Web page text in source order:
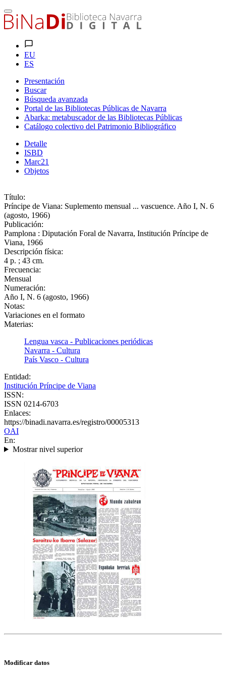
EU
ES
Presentación
Buscar
Búsqueda avanzada
Portal de las Bibliotecas Públicas de Navarra
Abarka: metabuscador de las Bibliotecas Públicas
Catálogo colectivo del Patrimonio Bibliográfico
Detalle
ISBD
Marc21
Objetos
Título:
Príncipe de Viana: Suplemento mensual ... vascuence. Año I, N. 6
(agosto, 1966)
Publicación:
Pamplona : Diputación Foral de Navarra, Institución Príncipe de
Viana, 1966
Descripción física:
4 p. ; 43 cm.
Frecuencia:
Mensual
Numeración:
Año I, N. 6 (agosto, 1966)
Notas:
Variaciones en el formato
Materias:
Lengua vasca - Publicaciones periódicas
Navarra - Cultura
País Vasco - Cultura
Entidad:
Institución Príncipe de Viana
ISSN:
ISSN 0214-6703
Enlaces:
https://binadi.navarra.es/registro/00005313
OAI
En:
Mostrar nivel superior
Modificar datos